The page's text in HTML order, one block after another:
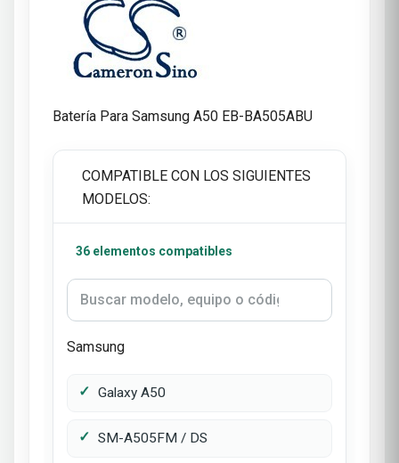
Batería Para Samsung A50 EB-BA505ABU
COMPATIBLE CON LOS SIGUIENTES
MODELOS:
36 elementos compatibles
Samsung
Galaxy A50
SM-A505FM / DS